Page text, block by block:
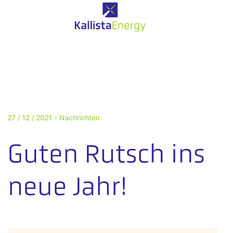
27 / 12 / 2021 - Nachrichten
Guten Rutsch ins
neue Jahr!